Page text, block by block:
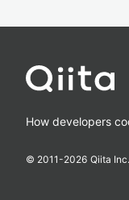
How developers
© 2011-2026 Qiita Inc.